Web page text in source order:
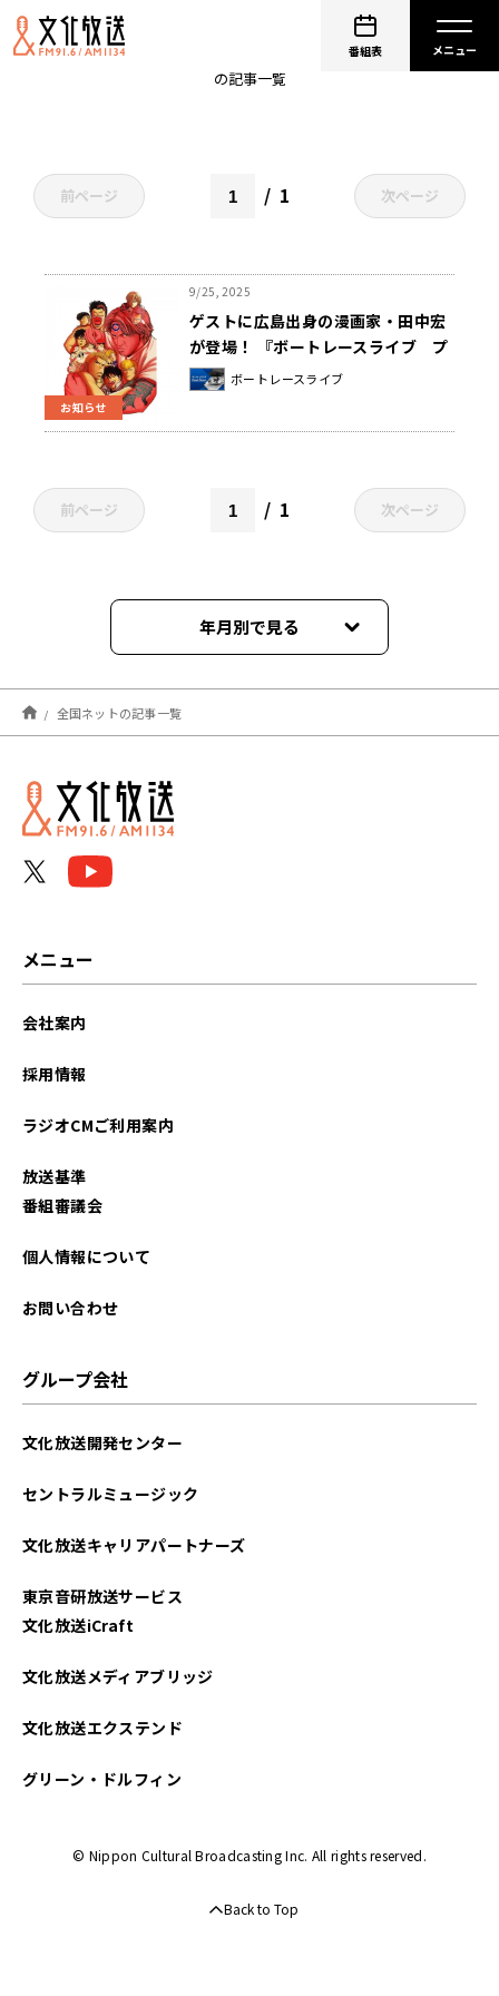
番組表
の記事一覧
前ページ 1 次ページ
お知らせ
9/25, 2025
ゲストに広島出身の漫画家・田中宏
が登場！ 『ボートレースライブ プ
レミアムGⅠ 第12回ヤングダービ
ー 優勝戦 実況中継』 9/28（日）
ボートレースライブ
前ページ 1 次ページ
年月別で見る
2026年06月
2026年05月
2026年04月
2025年07月
2025年04月
全国ネットの記事一覧
メニュー
会社案内
採用情報
ラジオCMご利用案内
放送基準
番組審議会
個人情報について
お問い合わせ
グループ会社
文化放送開発センター
セントラルミュージック
文化放送キャリアパートナーズ
東京音研放送サービス
文化放送iCraft
文化放送メディアブリッジ
文化放送エクステンド
グリーン・ドルフィン
© Nippon Cultural Broadcasting Inc. All rights reserved.
Back to Top